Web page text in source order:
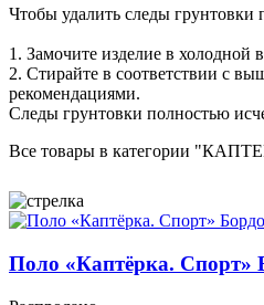
Чтобы удалить следы грунтовки
1. Замочите изделие в холодной
2. Стирайте в соответствии с
рекомендациями.
Следы грунтовки полностью
Все товары в категории
Поло «Каптёрка. Спорт»